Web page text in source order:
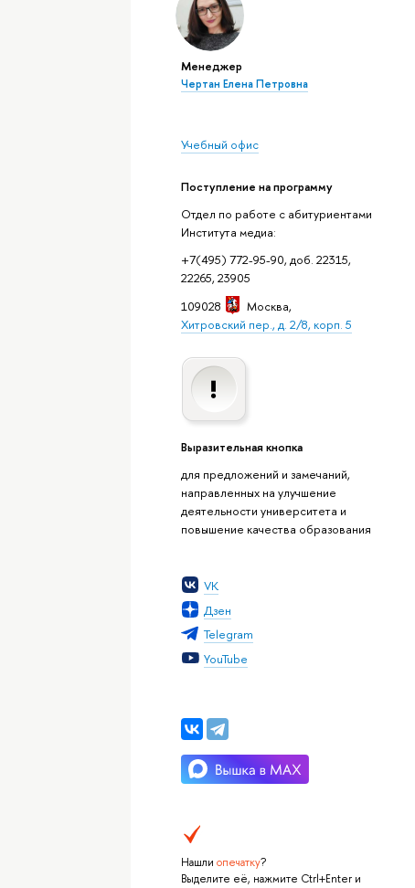
Менеджер
Чертан Елена Петровна
Учебный офис
Поступление на программу
Отдел по работе с абитуриентами
Института медиа:
+7(495) 772-95-90, доб. 22315,
22265, 23905
109028
Москва,
Хитровский пер., д. 2/8, корп. 5
Выразительная кнопка
для предложений и замечаний,
направленных на улучшение
деятельности университета и
повышение качества образования
VK
Дзен
Telegram
YouTube
Нашли опечатку?
Выделите её, нажмите Ctrl+Enter и